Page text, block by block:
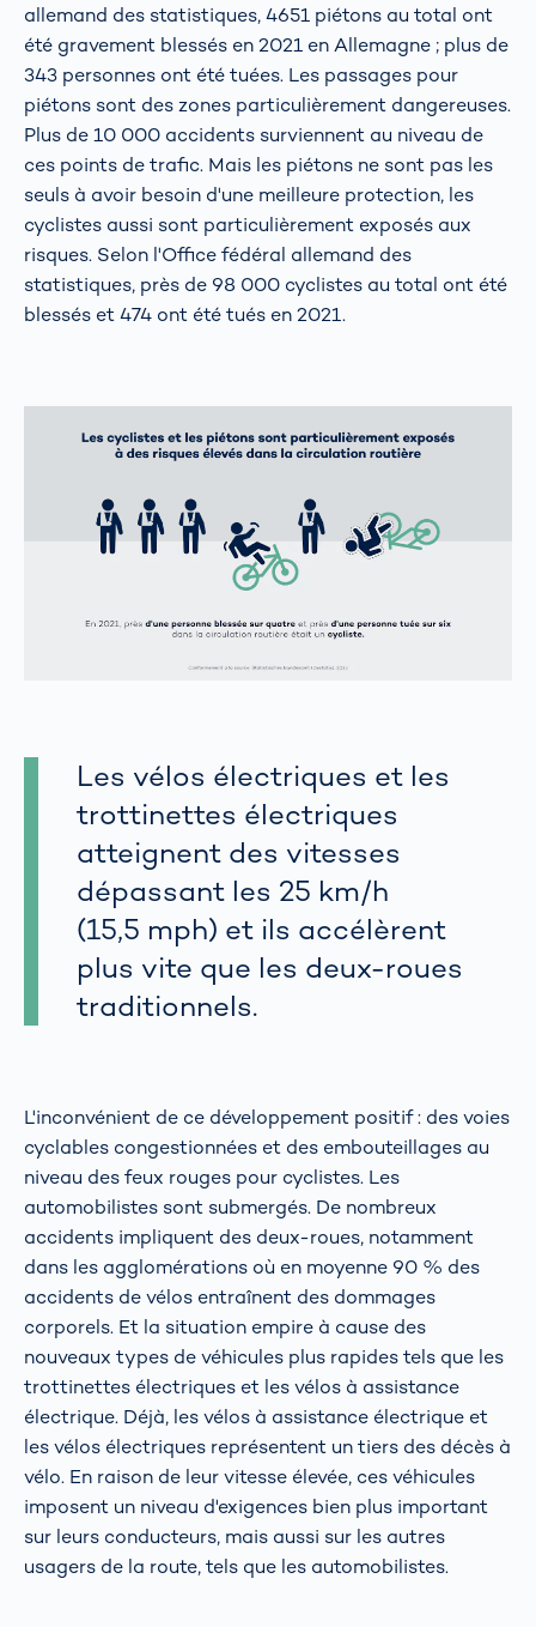
allemand des statistiques, 4651 piétons au total ont
été gravement blessés en 2021 en Allemagne ; plus de
343 personnes ont été tuées. Les passages pour
piétons sont des zones particulièrement dangereuses.
Plus de 10 000 accidents surviennent au niveau de
ces points de trafic. Mais les piétons ne sont pas les
seuls à avoir besoin d'une meilleure protection, les
cyclistes aussi sont particulièrement exposés aux
risques. Selon l'Office fédéral allemand des
statistiques, près de 98 000 cyclistes au total ont été
blessés et 474 ont été tués en 2021.
Les vélos électriques et les
trottinettes électriques
atteignent des vitesses
dépassant les 25 km/h
(15,5 mph) et ils accélèrent
plus vite que les deux-roues
traditionnels.
L'inconvénient de ce développement positif : des voies
cyclables congestionnées et des embouteillages au
niveau des feux rouges pour cyclistes. Les
automobilistes sont submergés. De nombreux
accidents impliquent des deux-roues, notamment
dans les agglomérations où en moyenne 90 % des
accidents de vélos entraînent des dommages
corporels. Et la situation empire à cause des
nouveaux types de véhicules plus rapides tels que les
trottinettes électriques et les vélos à assistance
électrique. Déjà, les vélos à assistance électrique et
les vélos électriques représentent un tiers des décès à
vélo. En raison de leur vitesse élevée, ces véhicules
imposent un niveau d'exigences bien plus important
sur leurs conducteurs, mais aussi sur les autres
usagers de la route, tels que les automobilistes.